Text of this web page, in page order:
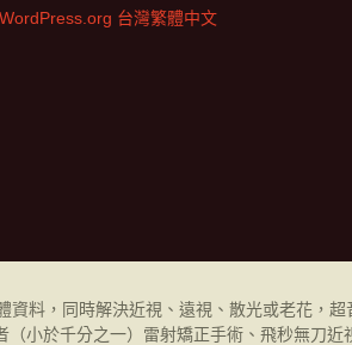
WordPress.org 台灣繁體中文
資料，同時解決近視、遠視、散光或老花，
小於千分之一） 雷射矯正手術、飛秒無刀近